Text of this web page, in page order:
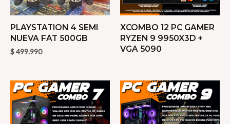
PLAYSTATION 4 SEMI
NUEVA FAT 500GB
$499.990
XCOMBO 12 PC GAMER
RYZEN 9 9950X3D +
VGA 5090